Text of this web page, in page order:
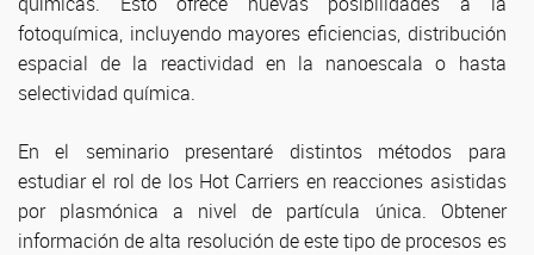
fotoquímica, incluyendo mayores eficiencias, distribución
espacial de la reactividad en la nanoescala o hasta
selectividad química.
En el seminario presentaré distintos métodos para
estudiar el rol de los Hot Carriers en reacciones asistidas
por plasmónica a nivel de partícula única. Obtener
información de alta resolución de este tipo de procesos es